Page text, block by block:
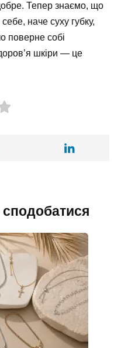
Тепер знаємо, що
наче суху губку,
поверне собі
шкіри — це